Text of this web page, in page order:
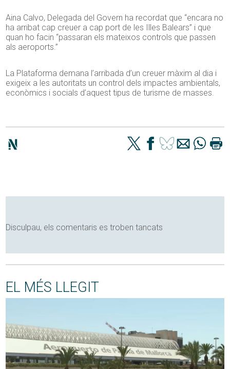
Aina Calvo, Delegada del Govern ha recordat que “encara no
ha arribat cap creuer a cap port de les Illes Balears” i que
quan ho facin “passaran els mateixos controls que passen
als aeroports.”
La Plataforma demana l’arribada d’un creuer màxim al dia i
exigeix a les autoritats un control dels impactes ambientals,
econòmics i socials d’aquest tipus de turisme de masses.
Disculpau, els comentaris es troben tancats
EL MÉS LLEGIT